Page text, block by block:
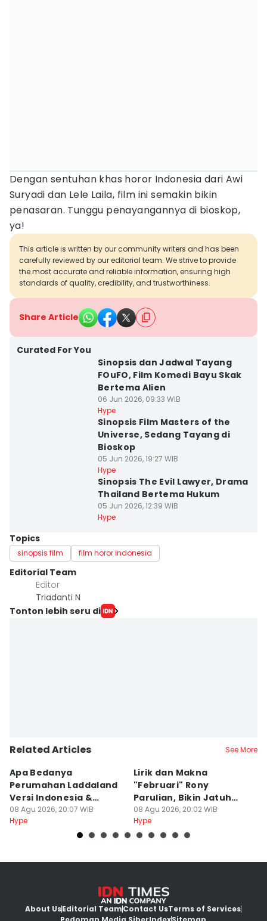
Dengan sentuhan khas horor Indonesia dari Awi
Suryadi dan Lele Laila, film ini semakin bikin
penasaran. Tunggu penayangannya di bioskop,
ya!
This article is written by our community writers and has been
carefully reviewed by our editorial team. We strive to provide
the most accurate and reliable information, ensuring high
standards of quality, credibility, and trustworthiness.
Share Article
Curated For You
Sinopsis dan Jadwal Tayang
FOuFO, Film Komedi Bayu Skak
Bertema Alien
06 Jun 2026, 09:33 WIB
Hype
Sinopsis Film Masters of the
Universe, Sedang Tayang di
Bioskop
05 Jun 2026, 19:27 WIB
Hype
Sinopsis The Evil Lawyer, Drama
Thailand Bertema Hukum
05 Jun 2026, 12:39 WIB
Hype
Topics
sinopsis film film horor indonesia
Editorial Team
Editor
Triadanti N
Tonton lebih seru di
Related Articles See More
Apa Bedanya
Perumahan Laddaland
Versi Indonesia &
Thailand?
08 Agu 2026, 20:07 WIB
Hype
Lirik dan Makna
"Februari" Rony
Parulian, Bikin Jatuh
Cinta?
08 Agu 2026, 20:02 WIB
Hype
About UsEditorial TeamContact UsTerms of Services